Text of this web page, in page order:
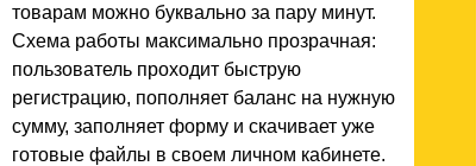
товарам можно буквально за пару минут.
Схема работы максимально прозрачная:
пользователь проходит быструю
регистрацию, пополняет баланс на нужную
сумму, заполняет форму и скачивает уже
готовые файлы в своем личном кабинете.